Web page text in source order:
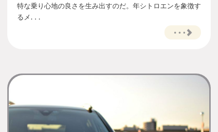
特な乗り心地の良さを生み出すのだ。年シトロエンを象徴す
るメ. . .